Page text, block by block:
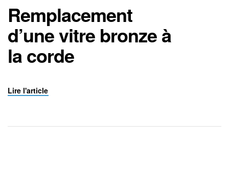
Remplacement
d’une vitre bronze à
la corde
Lire l'article